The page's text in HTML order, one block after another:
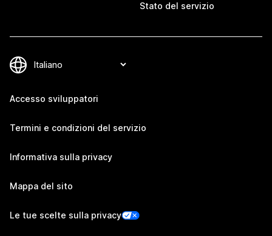
Stato del servizio
Accesso sviluppatori
Termini e condizioni del servizio
Informativa sulla privacy
Mappa del sito
Le tue scelte sulla privacy